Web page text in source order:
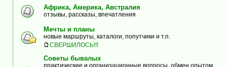
Африка, Америка, Австралия
отзывы, рассказы, впечатления
Мечты и планы
новые маршруты, каталоги, попутчики и т.п.
СВЕРШИЛОСЬ!!!
Советы бывалых
практические и организационные вопросы, обмен опытом